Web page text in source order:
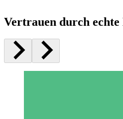
Vertrauen durch